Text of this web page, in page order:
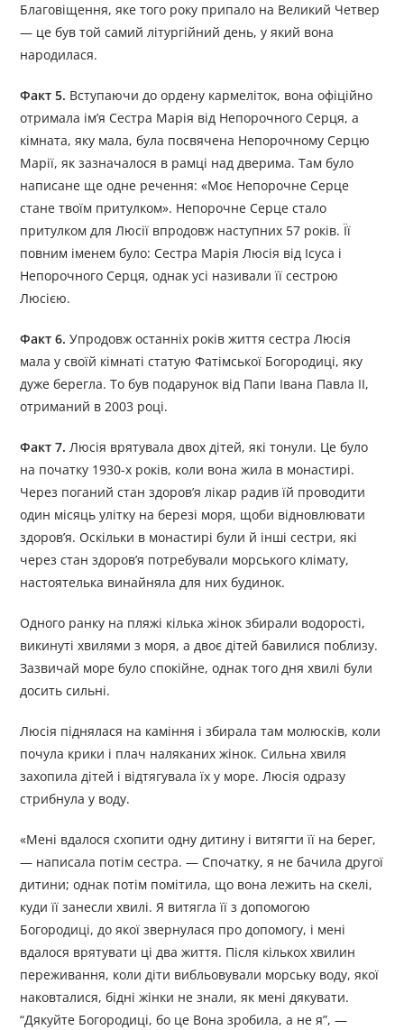
Благовіщення, яке того року припало на Великий Четвер
— це був той самий літургійний день, у який вона
народилася.
Факт 5. Вступаючи до ордену кармеліток, вона офіційно
отримала ім’я Сестра Марія від Непорочного Серця, а
кімната, яку мала, була посвячена Непорочному Серцю
Марії, як зазначалося в рамці над дверима. Там було
написане ще одне речення: «Моє Непорочне Серце
стане твоїм притулком». Непорочне Серце стало
притулком для Люсії впродовж наступних 57 років. Її
повним іменем було: Сестра Марія Люсія від Ісуса і
Непорочного Серця, однак усі називали її сестрою
Люсією.
Факт 6. Упродовж останніх років життя сестра Люсія
мала у своїй кімнаті статую Фатімської Богородиці, яку
дуже берегла. То був подарунок від Папи Івана Павла ІІ,
отриманий в 2003 році.
Факт 7. Люсія врятувала двох дітей, які тонули. Це було
на початку 1930-х років, коли вона жила в монастирі.
Через поганий стан здоров’я лікар радив їй проводити
один місяць улітку на березі моря, щоби відновлювати
здоров’я. Оскільки в монастирі були й інші сестри, які
через стан здоров’я потребували морського клімату,
настоятелька винайняла для них будинок.
Одного ранку на пляжі кілька жінок збирали водорості,
викинуті хвилями з моря, а двоє дітей бавилися поблизу.
Зазвичай море було спокійне, однак того дня хвилі були
досить сильні.
Люсія піднялася на каміння і збирала там молюсків, коли
почула крики і плач наляканих жінок. Сильна хвиля
захопила дітей і відтягувала їх у море. Люсія одразу
стрибнула у воду.
«Мені вдалося схопити одну дитину і витягти її на берег,
— написала потім сестра. — Спочатку, я не бачила другої
дитини; однак потім помітила, що вона лежить на скелі,
куди її занесли хвилі. Я витягла її з допомогою
Богородиці, до якої звернулася про допомогу, і мені
вдалося врятувати ці два життя. Після кількох хвилин
переживання, коли діти вибльовували морську воду, якої
наковталися, бідні жінки не знали, як мені дякувати.
“Дякуйте Богородиці, бо це Вона зробила, а не я”, —